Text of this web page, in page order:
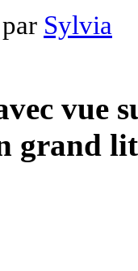
Sylvia
vue
grand